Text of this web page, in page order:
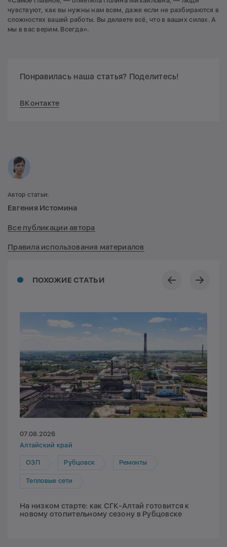
чувствуют, как вы нужны нам всем, даже если не разбираются в
сложностях вашей работы. Вы делаете всё, что в ваших силах. А
мы в вас верим. Всегда».
Понравилась наша статья? Поделитесь!
ВКонтакте
ПОХОЖИЕ СТАТЬИ
07.08.2026
Алтайский край
ОЗП Рубцовск Ремонты
Тепловые сети
На низком старте: как СГК-Алтай готовится к
новому отопительному сезону в Рубцовске
Автор статьи:
Евгения Истомина
Все публикации автора
Правила использования материалов